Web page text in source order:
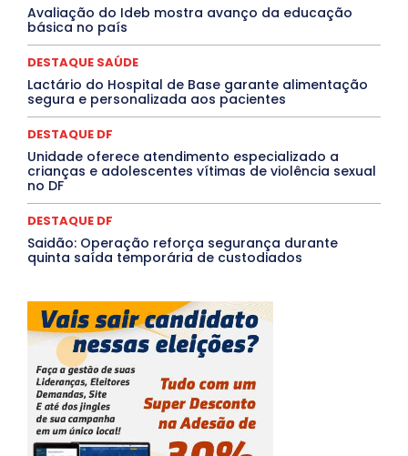
Santa Catarina
São Paulo SARAMPO
SAÚDE
Saúde Agora
TÁ FROID?
TEATRO TECNOLOGIA
TIC TAC
Mais
Avaliação do Ideb mostra avanço da educação
básica no país
DESTAQUE SAÚDE
Lactário do Hospital de Base garante alimentação
segura e personalizada aos pacientes
DESTAQUE DF
Unidade oferece atendimento especializado a
crianças e adolescentes vítimas de violência sexual
no DF
DESTAQUE DF
Saidão: Operação reforça segurança durante
quinta saída temporária de custodiados